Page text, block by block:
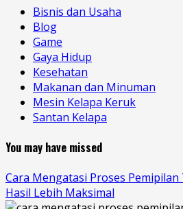
Bisnis dan Usaha
Blog
Game
Gaya Hidup
Kesehatan
Makanan dan Minuman
Mesin Kelapa Keruk
Santan Kelapa
You may have missed
Cara Mengatasi Proses
Hasil Lebih Maksimal